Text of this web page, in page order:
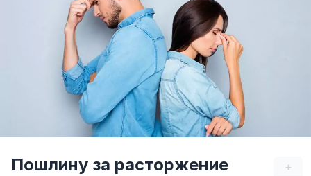
+
Пошлину за расторжение